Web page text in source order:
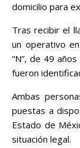
domicilio para
Tras recibir el
un operativo
“N”, de 49
fueron
Ambas
puestas a
Estado de
situación legal.